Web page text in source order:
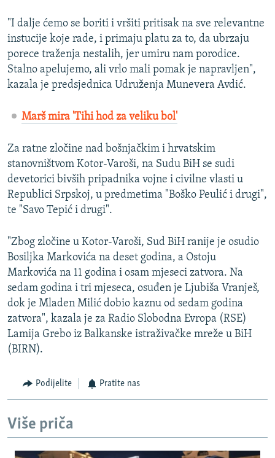
"I dalje ćemo se boriti i vršiti pritisak na sve relevantne
instucije koje rade, i primaju platu za to, da ubrzaju
porece traženja nestalih, jer umiru nam porodice.
Stalno apelujemo, ali vrlo mali pomak je napravljen",
kazala je predsjednica Udruženja Munevera Avdić.
Marš mira 'Tihi hod za veliku bol'
Za ratne zločine nad bošnjačkim i hrvatskim
stanovništvom Kotor-Varoši, na Sudu BiH se sudi
devetorici bivših pripadnika vojne i civilne vlasti u
Republici Srpskoj, u predmetima "Boško Peulić i drugi",
te "Savo Tepić i drugi".
"Zbog zločine u Kotor-Varoši, Sud BiH ranije je osudio
Bosiljka Markovića na deset godina, a Ostoju
Markovića na 11 godina i osam mjeseci zatvora. Na
sedam godina i tri mjeseca, osuđen je Ljubiša Vranješ,
dok je Mladen Milić dobio kaznu od sedam godina
zatvora", kazala je za Radio Slobodna Evropa (RSE)
Lamija Grebo iz Balkanske istraživačke mreže u BiH
(BIRN).
Podijelite Pratite nas
Više priča